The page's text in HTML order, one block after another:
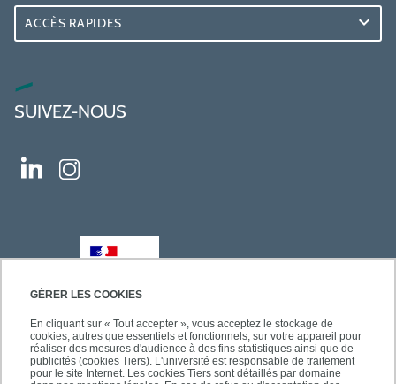
GÉRER LES COOKIES
En cliquant sur « Tout accepter », vous acceptez le stockage de
cookies, autres que essentiels et fonctionnels, sur votre appareil pour
réaliser des mesures d'audience à des fins statistiques ainsi que de
publicités (cookies Tiers). L'université est responsable de traitement
pour le site Internet. Les cookies Tiers sont détaillés par domaine
ACCÈS RAPIDES
SUIVEZ-NOUS